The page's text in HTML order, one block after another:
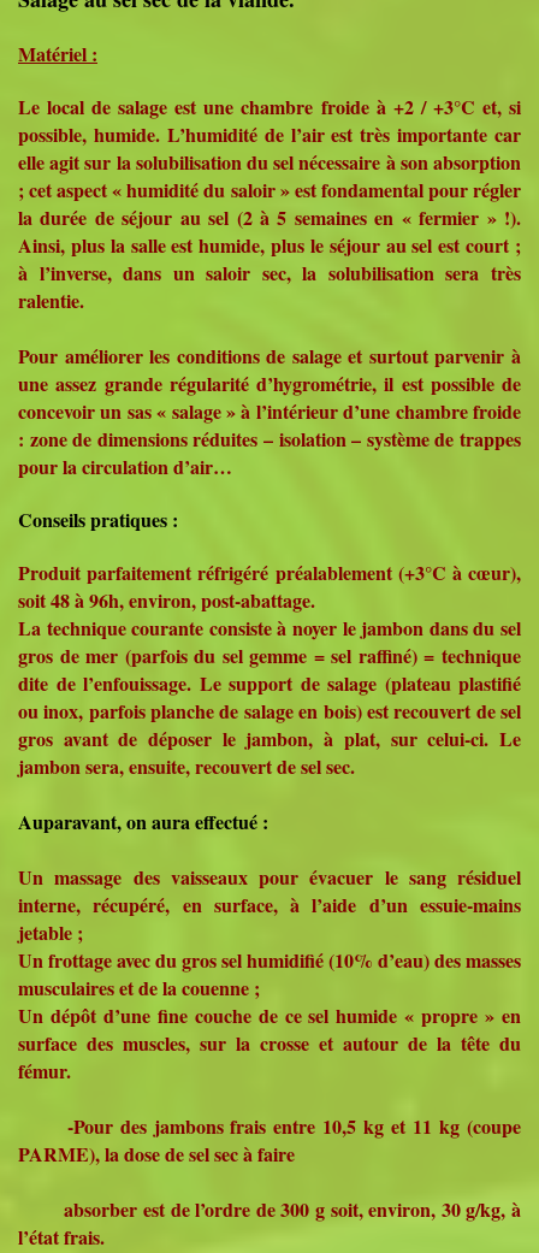
Matériel :
Le local de salage est une chambre froide à +2 / +3°C et, si
possible, humide. L’humidité de l’air est très importante car
elle agit sur la solubilisation du sel nécessaire à son absorption
; cet aspect « humidité du saloir » est fondamental pour régler
la durée de séjour au sel (2 à 5 semaines en « fermier » !).
Ainsi, plus la salle est humide, plus le séjour au sel est court ;
à l’inverse, dans un saloir sec, la solubilisation sera très
ralentie.
Pour améliorer les conditions de salage et surtout parvenir à
une assez grande régularité d’hygrométrie, il est possible de
concevoir un sas « salage » à l’intérieur d’une chambre froide
: zone de dimensions réduites – isolation – système de trappes
pour la circulation d’air…
Conseils pratiques :
Produit parfaitement réfrigéré préalablement (+3°C à cœur),
soit 48 à 96h, environ, post-abattage.
La technique courante consiste à noyer le jambon dans du sel
gros de mer (parfois du sel gemme = sel raffiné) = technique
dite de l’enfouissage. Le support de salage (plateau plastifié
ou inox, parfois planche de salage en bois) est recouvert de sel
gros avant de déposer le jambon, à plat, sur celui-ci. Le
jambon sera, ensuite, recouvert de sel sec.
Auparavant, on aura effectué :
Un massage des vaisseaux pour évacuer le sang résiduel
interne, récupéré, en surface, à l’aide d’un essuie-mains
jetable ;
Un frottage avec du gros sel humidifié (10% d’eau) des masses
musculaires et de la couenne ;
Un dépôt d’une fine couche de ce sel humide « propre » en
surface des muscles, sur la crosse et autour de la tête du
fémur.
-Pour des jambons frais entre 10,5 kg et 11 kg (coupe
PARME), la dose de sel sec à faire
absorber est de l’ordre de 300 g soit, environ, 30 g/kg, à
l’état frais.